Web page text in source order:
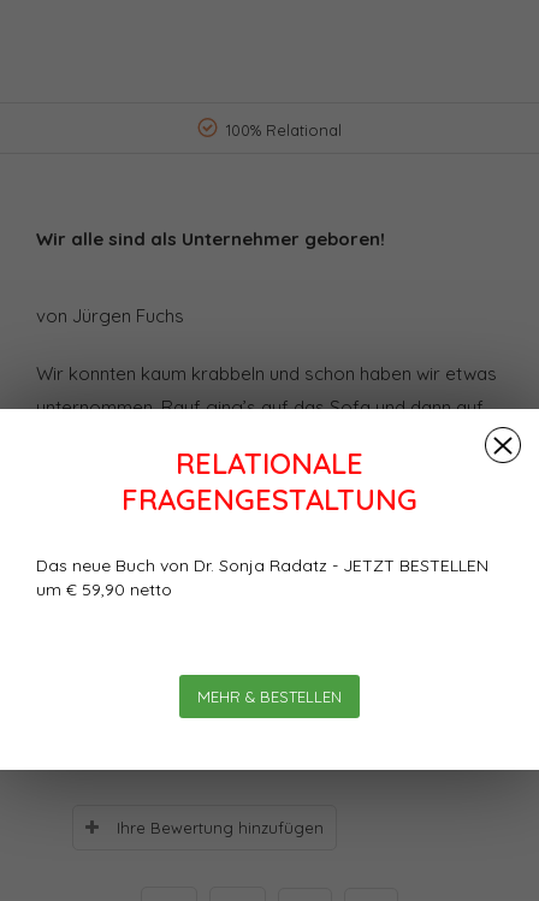
RELATIONALE
FRAGENGESTALTUNG
Das neue Buch von Dr. Sonja Radatz - JETZT BESTELLEN
um € 59,90 netto
MEHR & BESTELLEN
100% Relational
Wir alle sind als Unternehmer geboren!
von Jürgen Fuchs
Wir konnten kaum krabbeln und schon haben wir etwas
unternommen. Rauf ging’s auf das Sofa und dann auf
hatten auch keine Angst! Wir wachten morgens mit
Lachen auf und freuten uns auf die nächsten Abenteuer.
in unserer Hand gehüpft war. Wann haben wir diese
Bewertungen
0Sterne, basierend auf
Ihre Bewertung hinzufügen